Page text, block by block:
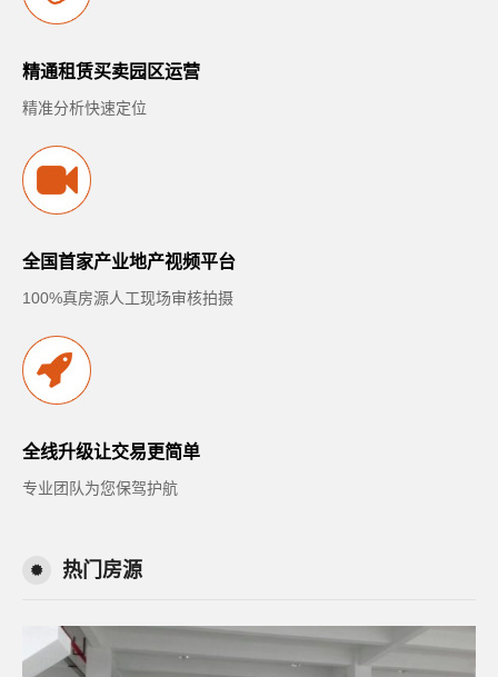
精通租赁买卖园区运营
精准分析快速定位
全国首家产业地产视频平台
100%真房源人工现场审核拍摄
全线升级让交易更简单
专业团队为您保驾护航
热门房源